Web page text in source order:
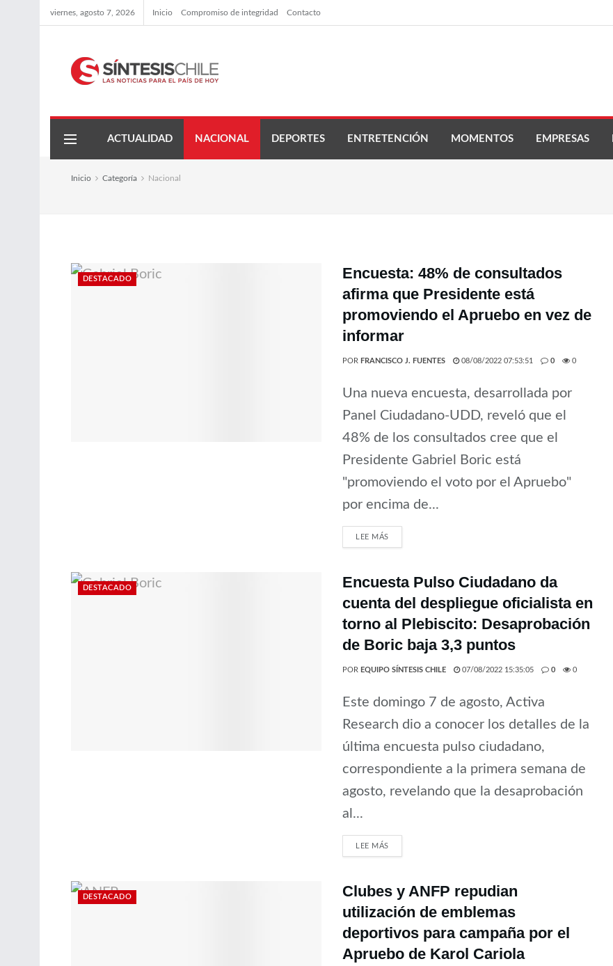
viernes, agosto 7, 2026 Inicio Compromiso de integridad Contacto
ACTUALIDAD NACIONAL DEPORTES ENTRETENCIÓN MOMENTOS EMPRESAS
Inicio Categoría Nacional
DESTACADO
Encuesta: 48% de consultados
afirma que Presidente está
promoviendo el Apruebo en vez de
informar
POR FRANCISCO J. FUENTES 08/08/2022 07:53:51 0 0
Una nueva encuesta, desarrollada por
Panel Ciudadano-UDD, reveló que el
48% de los consultados cree que el
Presidente Gabriel Boric está
"promoviendo el voto por el Apruebo"
por encima de...
LEE MÁS
DESTACADO
Encuesta Pulso Ciudadano da
cuenta del despliegue oficialista en
torno al Plebiscito: Desaprobación
de Boric baja 3,3 puntos
POR EQUIPO SÍNTESIS CHILE 07/08/2022 15:35:05 0 0
Este domingo 7 de agosto, Activa
Research dio a conocer los detalles de la
última encuesta pulso ciudadano,
correspondiente a la primera semana de
agosto, revelando que la desaprobación
al...
LEE MÁS
DESTACADO
Clubes y ANFP repudian
utilización de emblemas
deportivos para campaña por el
Apruebo de Karol Cariola